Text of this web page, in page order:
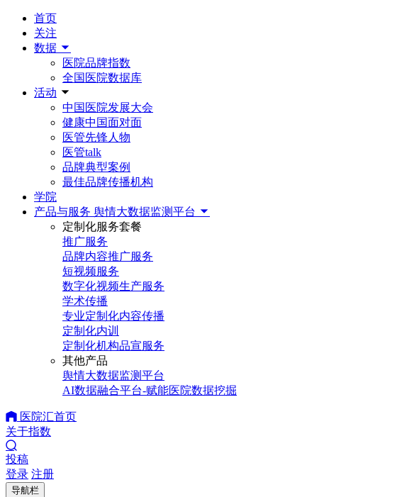
首页
关注
数据
医院品牌指数
全国医院数据库
活动
中国医院发展大会
健康中国面对面
医管先锋人物
医管talk
品牌典型案例
最佳品牌传播机构
学院
产品与服务 舆情大数据监测平台
定制化服务套餐
推广服务
品牌内容推广服务
短视频服务
数字化视频生产服务
学术传播
专业定制化内容传播
定制化内训
定制化机构品宣服务
其他产品
舆情大数据监测平台
AI数据融合平台-赋能医院数据挖掘
医院汇首页
关于指数
投稿
登录 注册
导航栏